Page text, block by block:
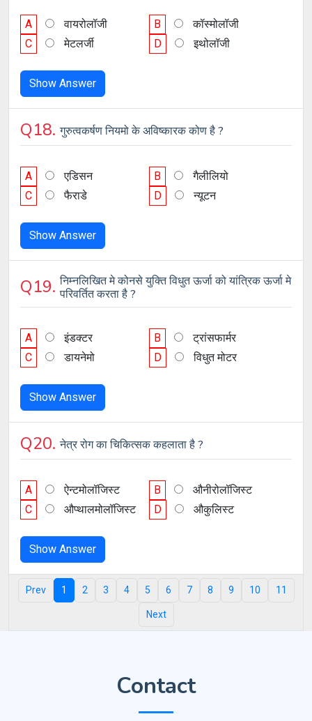
A वायरोलॉजी B
कॉस्मोलॉजी
C
मेटलर्जी D इथोलॉजी
Show Answer
Q18.गुरुत्वकर्षण नियमो के अविष्कारक कोण है ?
A एडिसन B
गैलीलियो
C
फैराडे D न्यूटन
Show Answer
Q19.निम्नलिखित मे कोनसे युक्ति विधुत ऊर्जा को यांत्रिक ऊर्जा मे
परिवर्तित करता है ?
A इंडक्टर B
ट्रांसफार्मर
C
डायनेमो D विधुत मोटर
Show Answer
Q20.नेत्र रोग का चिकित्सक कहलाता है ?
A ऐन्टमोलॉजिस्ट B
औनीरोलॉजिस्ट
C
औप्थालमोलॉजिस्ट D औकुलिस्ट
Show Answer
Prev 1 2 3 4 5 6 7 8 9 10 11
Next
Contact